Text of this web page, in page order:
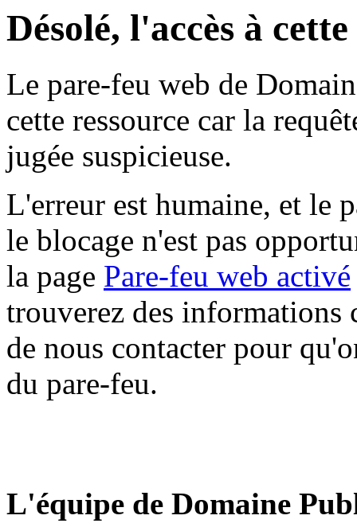
Désolé, l'accès à
Le pare-feu web de
cette ressource car la
jugée suspicieuse.
L'erreur est humaine, et le
le blocage n'est pas
la page Pare-feu web activé
trouverez des informations
de nous contacter pour
du pare-feu.
L'équipe de Domaine